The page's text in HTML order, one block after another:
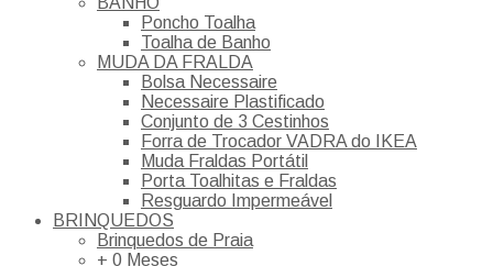
Poncho Toalha
Toalha de Banho
MUDA DA FRALDA
Bolsa Necessaire
Necessaire Plastificado
Conjunto de 3 Cestinhos
Forra de Trocador VADRA do IKEA
Muda Fraldas Portátil
Porta Toalhitas e Fraldas
Resguardo Impermeável
BRINQUEDOS
Brinquedos de Praia
+ 0 Meses